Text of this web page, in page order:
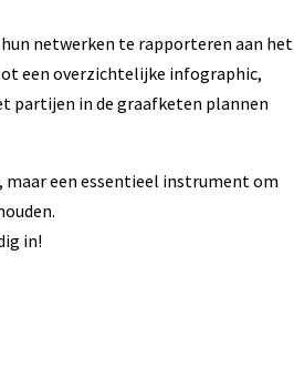
netwerken te rapporteren aan het
een overzichtelijke infographic,
partijen in de graafketen plannen
een essentieel instrument om
in!